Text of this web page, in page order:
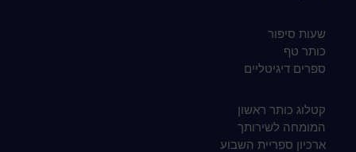
שעות סיפור
כותר טף
ספרים דיגיטליים
קטלוג כותר ראשון
המומחה לשירותך
ארכיון ספריית השבוע